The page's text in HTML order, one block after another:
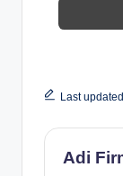
Last
Adi